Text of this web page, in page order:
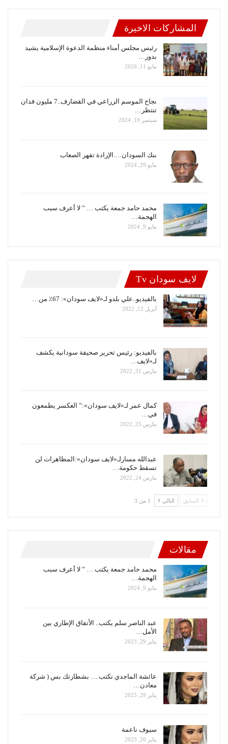
المشاركات الاخيرة
رئيس مجلس أمناء منظمة الدعوة الإسلامية يشيد
بدور…
مايو 11, 2026
نجاح الموسم الزراعي في القضارف..7 مليون فدان
تنتظر…
سبتمبر 10, 2024
بنك السودان….الإرادة تقهر الصعاب
مايو 29, 2024
محمد حامد جمعة يكتب … ” لا أعرف سبب
الهجمة…
مايو 9, 2024
لايف سودان Tv
بالفيديو..علي بلدو لـ«لايف سودان»: 67٪ من…
أبريل 12, 2022
بالفيديو: رئيس تحرير صحيفة سودانية يكشف
لـ«لايف…
مارس 31, 2022
كمال عمر لـ«لايف سودان»:” العكسر يطمعون
في…
مارس 25, 2022
عبدالله مسارلـ«لايف سودان»:المظاهرات لن
تسقط حكومة…
مارس 24, 2022
السابق التالي 1 من 3
مقالات
محمد حامد جمعة يكتب … ” لا أعرف سبب
الهجمة…
مايو 9, 2024
عبد الناصر سلم يكتب.. الأتفاق الإطاري بين
الأمل…
يناير 29, 2023
عائشة الماجدي تكتب … بشطارتك بس ( شركة
معادن…
يناير 29, 2023
سيوف ناعمة
يناير 20, 2023